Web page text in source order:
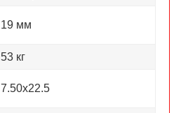
19 мм
53 кг
7.50х22.5